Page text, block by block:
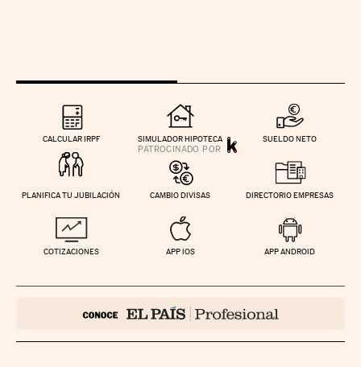
CALCULAR IRPF SIMULADOR HIPOTECA SUELDO NETO
PLANIFICA TU JUBILACIÓN CAMBIO DIVISAS DIRECTORIO EMPRESAS
COTIZACIONES APP IOS APP ANDROID